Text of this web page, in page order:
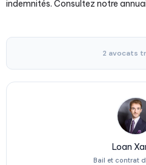
indemnités. Consultez notre
2 avocats
Loan
Bail et contrat